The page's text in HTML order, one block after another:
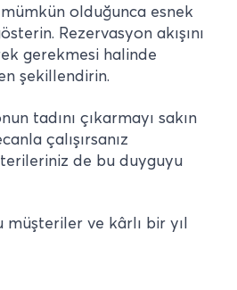
olduğunca esnek
Rezervasyon akışını
gerekmesi halinde
şekillendirin.
tadını çıkarmayı sakın
çalışırsanız
de bu duyguyu
ve kârlı bir yıl